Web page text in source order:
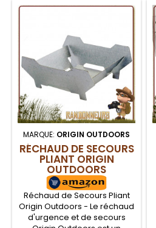
MARQUE: ORIGIN OUTDOORS
RÉCHAUD DE SECOURS
PLIANT ORIGIN
OUTDOORS
Réchaud de Secours Pliant
Origin Outdoors - Le réchaud
d'urgence et de secours